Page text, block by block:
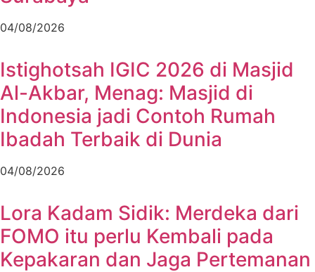
04/08/2026
Istighotsah IGIC 2026 di Masjid
Al-Akbar, Menag: Masjid di
Indonesia jadi Contoh Rumah
Ibadah Terbaik di Dunia
04/08/2026
Lora Kadam Sidik: Merdeka dari
FOMO itu perlu Kembali pada
Kepakaran dan Jaga Pertemanan